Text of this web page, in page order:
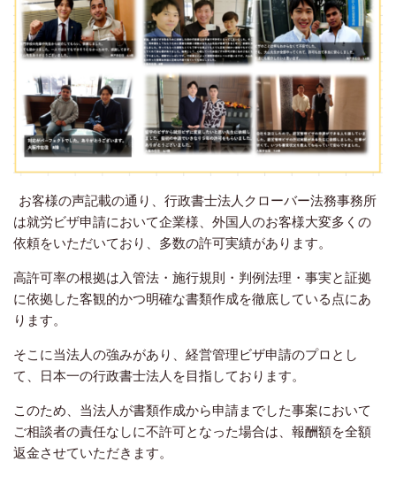
お客様の声記載の通り、行政書士法人クローバー法務事務所
は就労ビザ申請において企業様、外国人のお客様大変多くの
依頼をいただいており、多数の許可実績があります。
高許可率の根拠は入管法・施行規則・判例法理・事実と証拠
に依拠した客観的かつ明確な書類作成を徹底している点にあ
ります。
そこに当法人の強みがあり、経営管理ビザ申請のプロとし
て、日本一の行政書士法人を目指しております。
このため、当法人が書類作成から申請までした事案において
ご相談者の責任なしに不許可となった場合は、報酬額を全額
返金させていただきます。